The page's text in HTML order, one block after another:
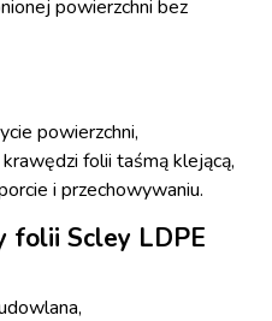
powierzchni bez
powierzchni,
folii taśmą klejącą,
i przechowywaniu.
folii Scley LDPE